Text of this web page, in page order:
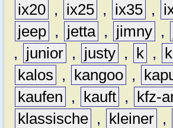
ix20 , ix25 , ix35 ,
jeep , jetta , jimny ,
,
junior , justy , k ,
kalos
, kangoo ,
kaufen
, kauft ,
kfz-
klassische , kleiner ,